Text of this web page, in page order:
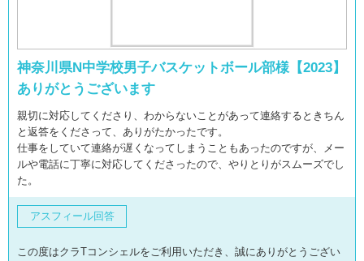
神奈川県N中学校男子バスケットボール部様【2023】
ありがとうございます
親切に対応してくださり、わからないことがあって連絡するときちん
と返答をくださって、ありがたかったです。
仕事をしていて連絡が遅くなってしまうこともあったのですが、メー
ルや電話に丁寧に対応してくださったので、やりとりがスムーズでし
た。
アスフィール回答
この度はクラTコンシェルをご利用いただき、誠にありがとうござい